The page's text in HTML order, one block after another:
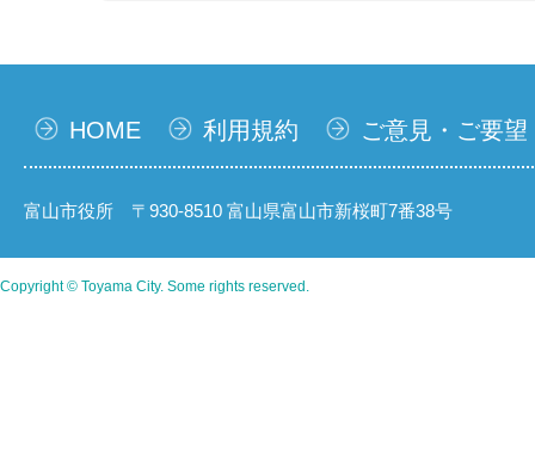
HOME 利用規約 ご意見・ご要望
富山市役所 〒930-8510 富山県富山市新桜町7番38号
Copyright © Toyama City. Some rights reserved.